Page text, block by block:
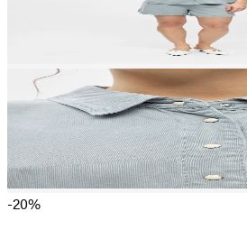
-20%